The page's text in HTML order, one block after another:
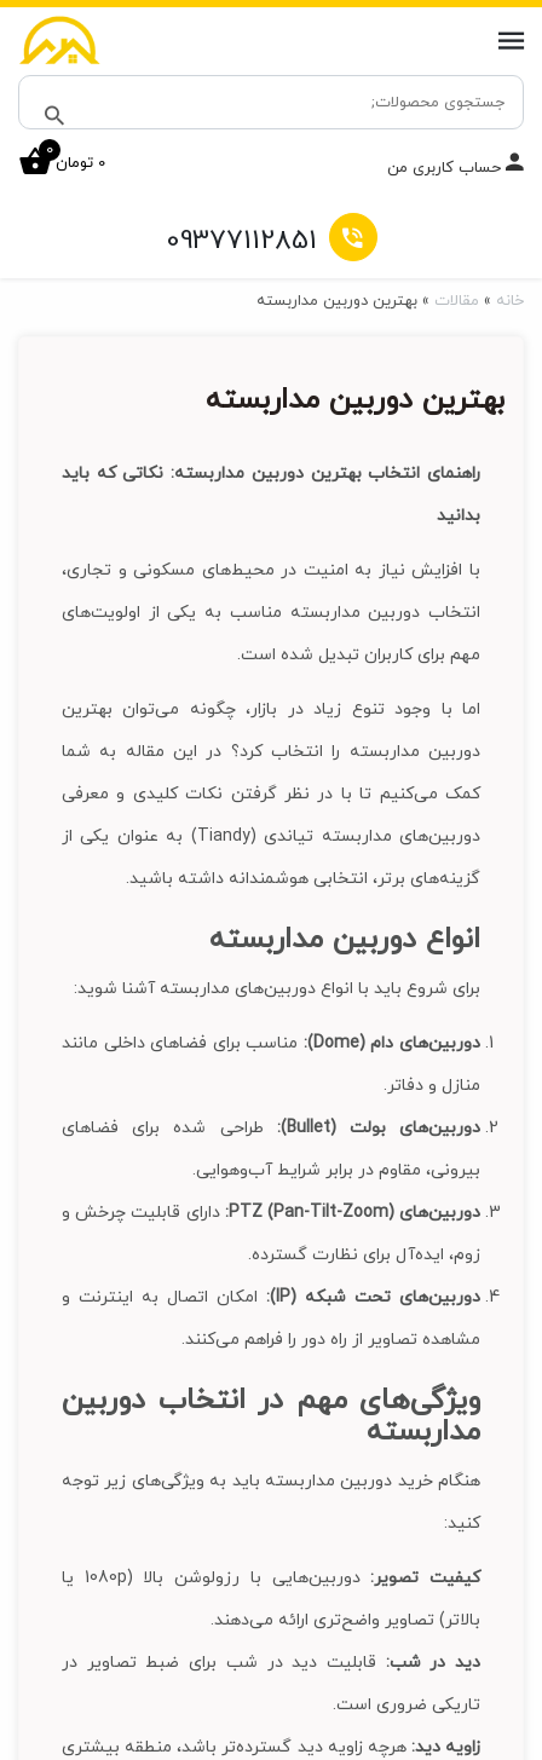
جستجو
برای:
جستجو حساب کاربری من 0 تومان
0
09377112851
خانه » مقالات » بهترین دوربین مداربسته
بهترین دوربین مداربسته
راهنمای انتخاب بهترین دوربین مداربسته: نکاتی که باید
بدانید
با افزایش نیاز به امنیت در محیط‌های مسکونی و تجاری،
انتخاب دوربین مداربسته مناسب به یکی از اولویت‌های
مهم برای کاربران تبدیل شده است.
اما با وجود تنوع زیاد در بازار، چگونه می‌توان بهترین
دوربین مداربسته را انتخاب کرد؟ در این مقاله به شما
کمک می‌کنیم تا با در نظر گرفتن نکات کلیدی و معرفی
دوربین‌های مداربسته تیاندی (Tiandy) به عنوان یکی از
گزینه‌های برتر، انتخابی هوشمندانه داشته باشید.
انواع دوربین مداربسته
برای شروع باید با انواع دوربین‌های مداربسته آشنا شوید:
دوربین‌های دام (Dome):
مناسب برای فضاهای داخلی مانند
منازل و دفاتر.
دوربین‌های بولت (Bullet):
طراحی شده برای فضاهای
بیرونی، مقاوم در برابر شرایط آب‌وهوایی.
دوربین‌های PTZ (Pan-Tilt-Zoom):
دارای قابلیت چرخش و
زوم، ایده‌آل برای نظارت گسترده.
دوربین‌های تحت شبکه (IP):
امکان اتصال به اینترنت و
مشاهده تصاویر از راه دور را فراهم می‌کنند.
ویژگی‌های مهم در انتخاب دوربین
مداربسته
هنگام خرید دوربین مداربسته باید به ویژگی‌های زیر توجه
کنید:
کیفیت تصویر:
دوربین‌هایی با رزولوشن بالا (1080p یا
بالاتر) تصاویر واضح‌تری ارائه می‌دهند.
دید در شب: قابلیت دید در شب برای ضبط تصاویر در
تاریکی ضروری است.
زاویه دید: هرچه زاویه دید گسترده‌تر باشد، منطقه بیشتری